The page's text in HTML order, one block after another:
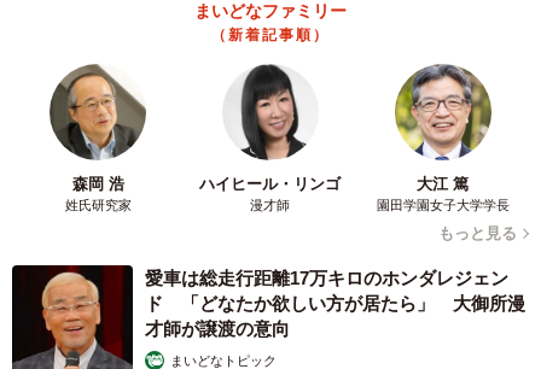
まいどなファミリー
（新着記事順）
森岡 浩
姓氏研究家
ハイヒール・リンゴ
漫才師
大江 篤
園田学園女子大学学長
もっと見る
愛車は総走行距離17万キロのホンダレジェン
ド 「どなたか欲しい方が居たら」 大御所漫
才師が譲渡の意向
まいどなトピック